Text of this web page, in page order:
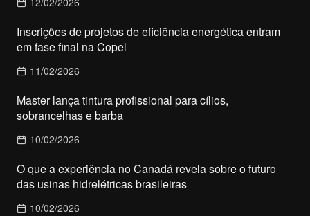
Inscrições de projetos de eficiência energética entram
em fase final na Copel
11/02/2026
Master lança tintura profissional para cílios,
sobrancelhas e barba
10/02/2026
O que a experiência no Canadá revela sobre o futuro
das usinas hidrelétricas brasileiras
10/02/2026